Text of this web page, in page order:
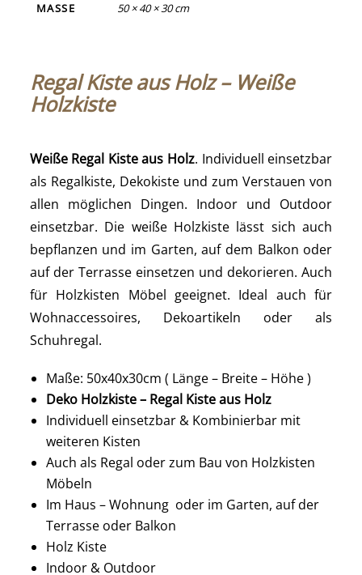
MASSE 50 × 40 × 30 cm
Regal Kiste aus Holz – Weiße
Holzkiste
Weiße Regal Kiste aus Holz. Individuell einsetzbar
als Regalkiste, Dekokiste und zum Verstauen von
allen möglichen Dingen. Indoor und Outdoor
einsetzbar. Die weiße Holzkiste lässt sich auch
bepflanzen und im Garten, auf dem Balkon oder
auf der Terrasse einsetzen und dekorieren. Auch
für Holzkisten Möbel geeignet. Ideal auch für
Wohnaccessoires, Dekoartikeln oder als
Schuhregal.
Maße: 50x40x30cm ( Länge – Breite – Höhe )
Deko Holzkiste – Regal Kiste aus Holz
Individuell einsetzbar & Kombinierbar mit
weiteren Kisten
Auch als Regal oder zum Bau von Holzkisten
Möbeln
Im Haus – Wohnung oder im Garten, auf der
Terrasse oder Balkon
Holz Kiste
Indoor & Outdoor